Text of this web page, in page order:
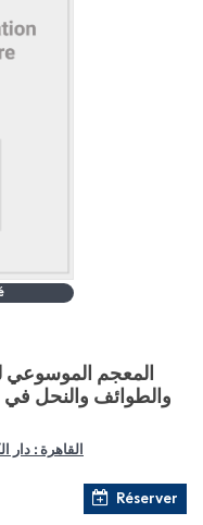
المعجم الموسوعي
والطوائف والنحل في
القاهرة : دار
Réserver